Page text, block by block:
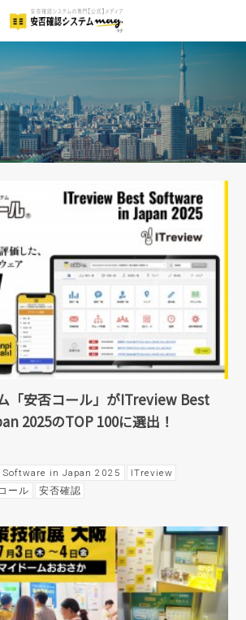
入事例
「安否コール」がITreview Best
2025のTOP 100に選出！
Software in Japan 2025
ITreview
ール 安否確認